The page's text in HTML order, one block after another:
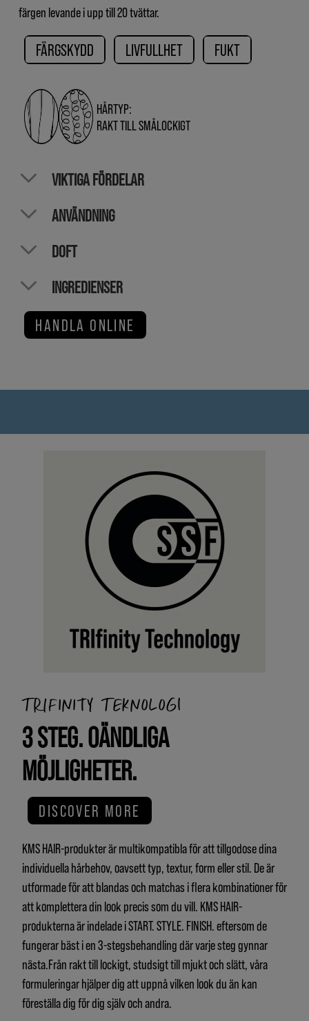
färgen levande i upp till 20 tvättar.
FÄRGSKYDD LIVFULLHET FUKT
HÅRTYP:
RAKT TILL SMÅLOCKIGT
VIKTIGA FÖRDELAR
ANVÄNDNING
DOFT
INGREDIENSER
HANDLA ONLINE
TRIFINITY TEKNOLOGI
3 STEG. OÄNDLIGA
MÖJLIGHETER.
DISCOVER MORE
KMS HAIR-produkter är multikompatibla för att tillgodose dina
individuella hårbehov, oavsett typ, textur, form eller stil. De är
utformade för att blandas och matchas i flera kombinationer för
att komplettera din look precis som du vill. KMS HAIR-
produkterna är indelade i START. STYLE. FINISH. eftersom de
fungerar bäst i en 3-stegsbehandling där varje steg gynnar
nästa.Från rakt till lockigt, studsigt till mjukt och slätt, våra
formuleringar hjälper dig att uppnå vilken look du än kan
föreställa dig för dig själv och andra.